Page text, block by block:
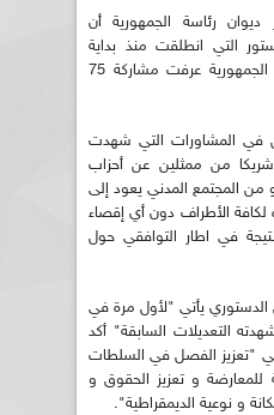
رئاسة الجمهورية أن
التي انطلقت منذ بداية
جوان و التي بادر بها رئيس الجمهورية عرفت مشاركة 75
المشاورات التي شهدت
انطلاقتها مشاركة 75 شريكا من ممثلين عن أحزاب
المجتمع المدني يعود إلى
لكافة الأطراف دون أي إقصاء
في اطار التوافقي حول
الدستوري يأتي "لأول مرة في
التعديلات السابقة" أكد
"تعزيز الفصل في السلطات
للمعارضة و تعزيز الحقوق و
و نوعية الديمقراطية".